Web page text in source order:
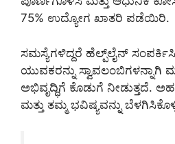
75% ಉದ್ಯೋಗ ಖಾತರಿ ಪಡೆಯಿರಿ.
ಸಮಸ್ಯೆಗಳಿದ್ದರೆ ಹೆಲ್ಪ್‌ಲೈನ್
ಯುವಕರನ್ನು
ಅಭಿವೃದ್ಧಿಗೆ ಕೊಡುಗೆ ನೀಡುತ್ತದೆ.
ಮತ್ತು ತಮ್ಮ ಭವಿಷ್ಯವನ್ನು